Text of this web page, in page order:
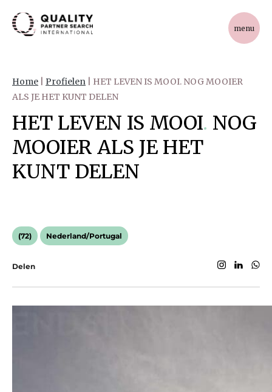
menu
Home Profielen
HET LEVEN IS MOOI. NOG MOOIER
ALS JE HET KUNT DELEN
HET LEVEN IS MOOI. NOG
MOOIER ALS JE HET
KUNT DELEN
(72) Nederland/Portugal
Delen